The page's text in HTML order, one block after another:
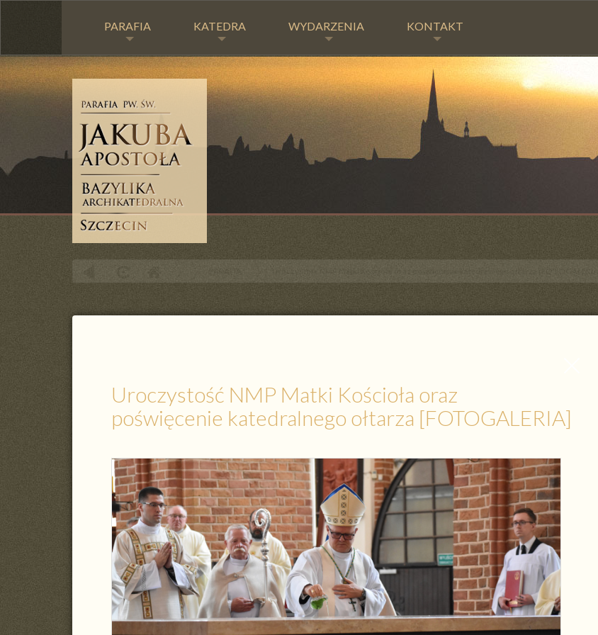
PARAFIA KATEDRA WYDARZENIA KONTAKT
Uroczystość NMP Matki Kościoła oraz poświęcenie katedralnego ołtarza [FOTOGALERIA]
Uroczystość NMP Matki Kościoła oraz
poświęcenie katedralnego ołtarza [FOTOGALERIA]